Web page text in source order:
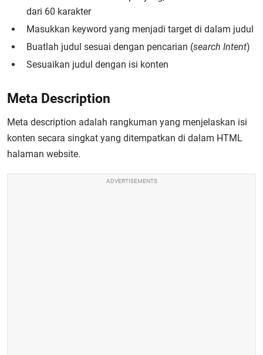
dari 60 karakter
Masukkan keyword yang menjadi target di dalam judul
Buatlah judul sesuai dengan pencarian (search Intent)
Sesuaikan judul dengan isi konten
Meta Description
Meta description adalah rangkuman yang menjelaskan isi
konten secara singkat yang ditempatkan di dalam HTML
halaman website.
ADVERTISEMENTS